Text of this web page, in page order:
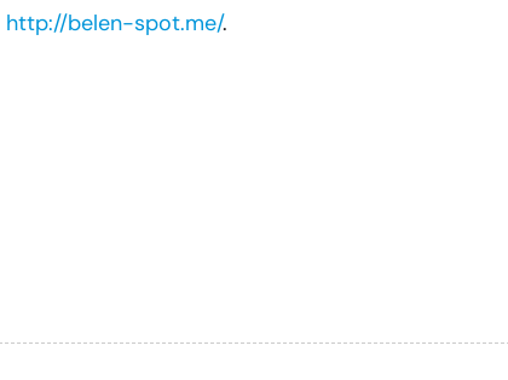
http://belen-spot.me/.